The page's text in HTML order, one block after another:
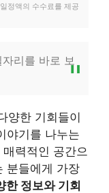
정액의 수수료를 제공
리를 바로 보
양한 기회들이
야기를 나누는
력적인 공간으
분들에게 가장
한 정보와 기회